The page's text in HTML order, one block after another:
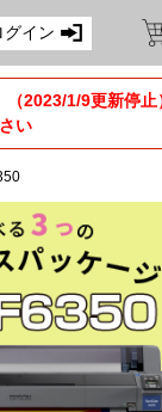
グイン
2023/1/9更新停止
い